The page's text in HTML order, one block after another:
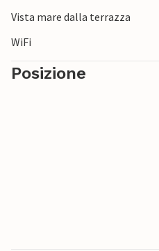
Vista mare dalla terrazza
WiFi
Posizione